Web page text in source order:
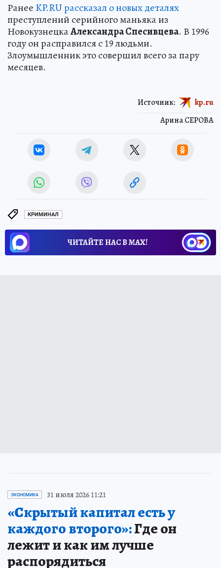
Ранее KP.RU рассказал о новых деталях
преступлений серийного маньяка из
НовокузнецкаАлександра Спесивцева. В 1996
году он расправился с 19 людьми.
Злоумышленник это совершил всего за пару
месяцев.
Арина СЕРОВА
Источник: kp.ru
КРИМИНАЛ
ЧИТАЙТЕ НАС В МАХ!
ЭКОНОМИКА 31 июля 2026 11:21
«Скрытый капитал есть у
каждого второго»:Где он
лежит и как им лучше
распорядиться